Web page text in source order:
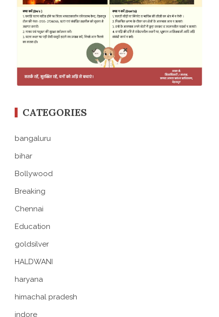
CATEGORIES
bangaluru
bihar
Bollywood
Breaking
Chennai
Education
goldsilver
HALDWANI
haryana
himachal pradesh
indore